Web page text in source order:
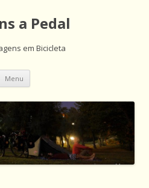
a Pedal
em Bicicleta
Menu Saltar
o
conteúdo